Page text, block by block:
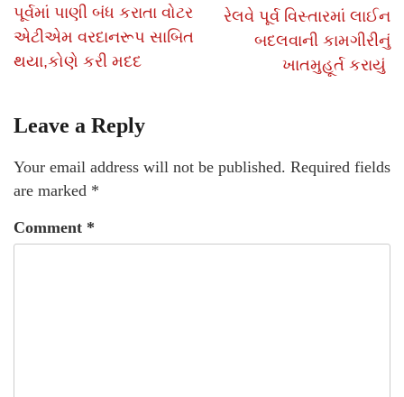
પૂર્વમાં પાણી બંધ કરાતા વોટર
એટીએમ વરદાનરૂપ સાબિત
થયા,કોણે કરી મદદ
રેલવે પૂર્વ વિસ્તારમાં લાઈન
બદલવાની કામગીરીનું
ખાતમુહૂર્ત કરાયું
Leave a Reply
Your email address will not be published. Required fields
are marked *
Comment *